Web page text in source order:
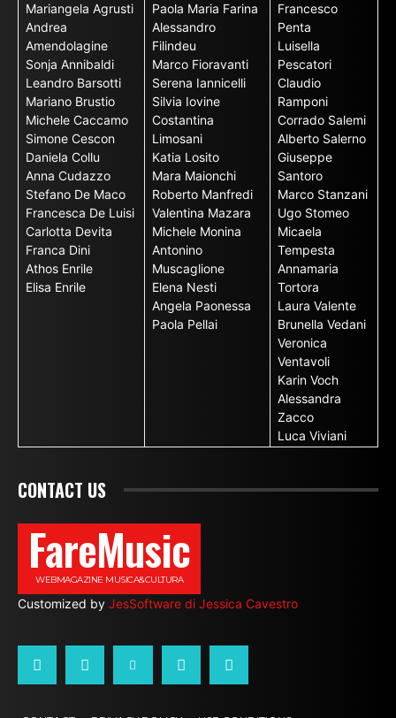
Mariangela Agrusti
Andrea
Amendolagine
Sonja Annibaldi
Leandro Barsotti
Mariano Brustio
Michele Caccamo
Simone Cescon
Daniela Collu
Anna Cudazzo
Stefano De Maco
Francesca De Luisi
Carlotta Devita
Franca Dini
Athos Enrile
Elisa Enrile
Paola Maria Farina
Alessandro
Filindeu
Marco Fioravanti
Serena Iannicelli
Silvia Iovine
Costantina
Limosani
Katia Losito
Mara Maionchi
Roberto Manfredi
Valentina Mazara
Michele Monina
Antonino
Muscaglione
Elena Nesti
Angela Paonessa
Paola Pellai
Francesco
Penta
Luisella
Pescatori
Claudio
Ramponi
Corrado Salemi
Alberto Salerno
Giuseppe
Santoro
Marco Stanzani
Ugo Stomeo
Micaela
Tempesta
Annamaria
Tortora
Laura Valente
Brunella Vedani
Veronica
Ventavoli
Karin Voch
Alessandra
Zacco
Luca Viviani
CONTACT US
FareMusic
WEBMAGAZINE MUSICA&CULTURA
Customized by JesSoftware di Jessica Cavestro